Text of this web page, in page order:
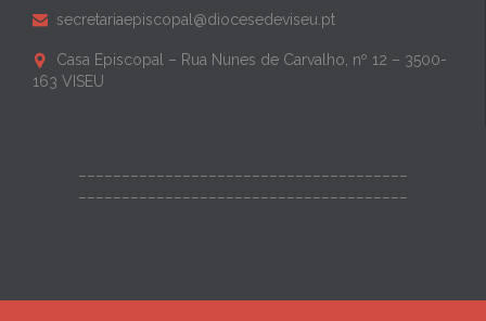
 secretariaepiscopal@diocesedeviseu.pt

Casa Episcopal – Rua Nunes de Carvalho, nº 12 – 3500-
163 VISEU